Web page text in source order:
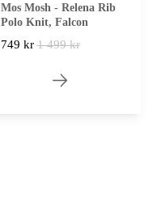
Mos Mosh - Relena Rib
Polo Knit, Falcon
749 kr 1 499 kr